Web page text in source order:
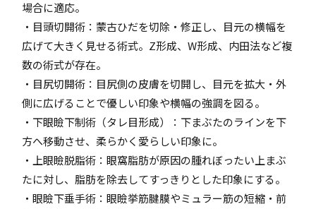
場合に適応。
・目頭切開術：蒙古ひだを切除・修正し、目元の横幅を
広げて大きく見せる術式。Z形成、W形成、内田法など複
数の術式が存在。
・目尻切開術：目尻側の皮膚を切開し、目元を拡大・外
側に広げることで優しい印象や横幅の強調を図る。
・下眼瞼下制術（タレ目形成）：下まぶたのラインを下
方へ移動させ、柔らかく愛らしい印象に。
・上眼瞼脱脂術：眼窩脂肪が原因の腫れぼったい上まぶ
たに対し、脂肪を除去してすっきりとした印象にする。
・眼瞼下垂手術：眼瞼挙筋腱膜やミュラー筋の短縮・前